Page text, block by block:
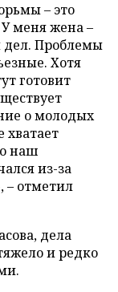
– это
меня жена –
дел. Проблемы
Хотя
готовит
о молодых
хватает
наш
из-за
– отметил
дела
и редко